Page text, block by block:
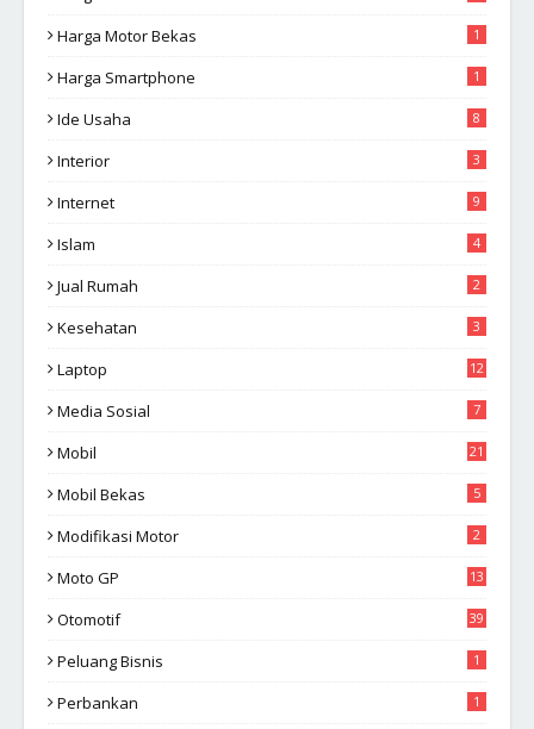
Harga Motor Bekas 1
Harga Smartphone 1
Ide Usaha 8
Interior 3
Internet 9
Islam 4
Jual Rumah 2
Kesehatan 3
Laptop 12
Media Sosial 7
Mobil 21
Mobil Bekas 5
Modifikasi Motor 2
Moto GP 13
Otomotif 39
Peluang Bisnis 1
Perbankan 1